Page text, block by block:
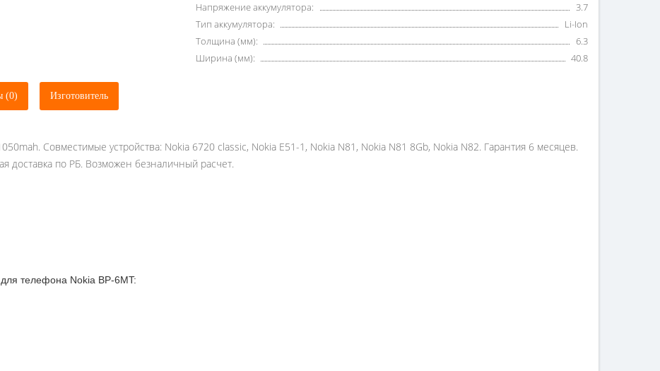
Напряжение аккумулятора:
3.7
Тип аккумулятора:
Li-Ion
Толщина (мм):
6.3
Ширина (мм):
40.8
(0) Изготовитель
Совместимые устройства: Nokia 6720 classic, Nokia E51-1, Nokia N81, Nokia N81 8Gb, Nokia N82. Гарантия 6 месяцев.
доставка по РБ. Возможен безналичный расчет.
телефона Nokia BP-6MT: